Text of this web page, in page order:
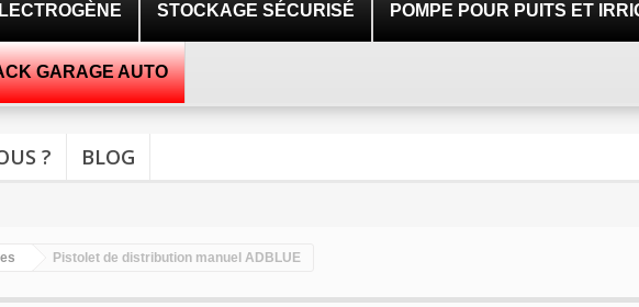
STOCKAGE SÉCURISÉ POMPE POUR PUITS ET
GARAGE AUTO
? BLOG
Pistolet de distribution manuel ADBLUE